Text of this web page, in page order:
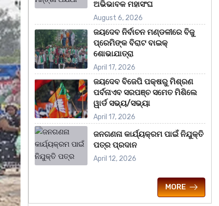
ଅଭିଭାବକ ମହାସଂଘ
August 6, 2026
ଜୟଦେବ ନିର୍ବାଚନ ମଣ୍ଡଳୀରେ ବିଜୁ
ପ୍ରେମିଙ୍କ ବିରାଟ ବାଇକ୍
ଶୋଭାଯାତ୍ରା
April 17, 2026
ଜୟଦେବ ବିଜେପି ପକ୍ଷରୁ ମିଶ୍ରଣ
ପର୍ବନାଏବ ସରପଞ୍ଚ ସମେତ ମିଶିଲେ
ୱାର୍ଡ ସଭ୍ୟ/ସଭ୍ୟା
April 17, 2026
ଜନଗଣନା କାର୍ଯ୍ୟକ୍ରମ ପାଇଁ ନିଯୁକ୍ତି
ପତ୍ର ପ୍ରଦାନ
April 12, 2026
MORE